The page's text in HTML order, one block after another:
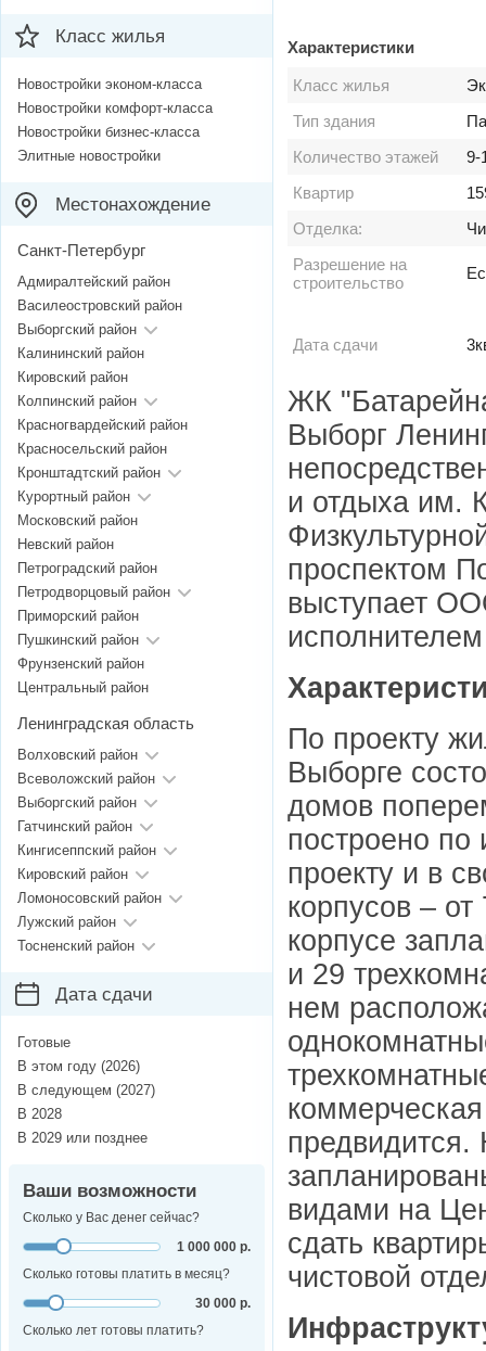
Характеристики
Класс жилья
Тип здания
Количество этажей
9-
Квартир
Отделка:
Разрешение на
строительство
Дата сдачи
ЖК
Выборг
и отдыха им.
проспектом
выступает
По проекту
Выборге
домов
построено по
проекту и в
корпусов –
корпусе
и 29
нем
предвидится.
видами на
сдать
чистовой
Класс жилья
Новостройки эконом-класса
Новостройки комфорт-класса
Новостройки бизнес-класса
Элитные новостройки
Местонахождение
Санкт-Петербург
Адмиралтейский район
Василеостровский район
Выборгский район
Калининский район
Кировский район
Колпинский район
Красногвардейский район
Красносельский район
Кронштадтский район
Курортный район
Московский район
Невский район
Петроградский район
Петродворцовый район
Приморский район
Пушкинский район
Фрунзенский район
Центральный район
Ленинградская область
Волховский район
Всеволожский район
Выборгский район
Гатчинский район
Кингисеппский район
Кировский район
Ломоносовский район
Лужский район
Тосненский район
Дата сдачи
Готовые
В этом году (2026)
В следующем (2027)
В 2028
В 2029 или позднее
Ваши возможности
Сколько у Вас денег сейчас?
1 000 000 р.
Сколько готовы платить в месяц?
30 000 р.
Сколько лет готовы платить?